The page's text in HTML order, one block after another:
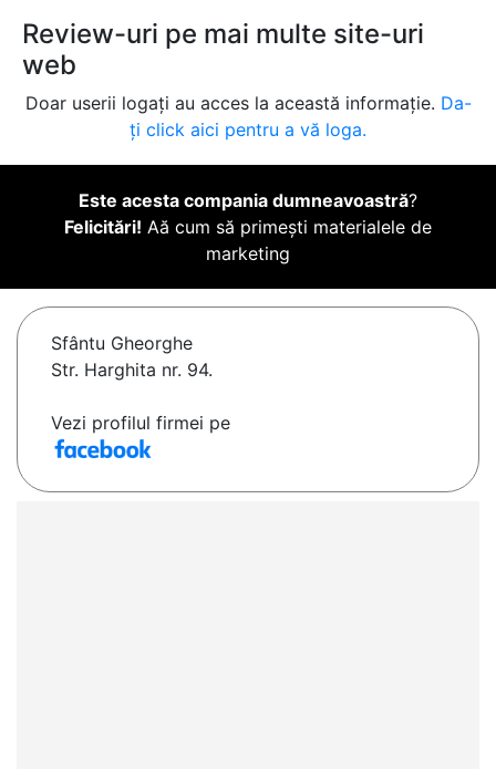
Review-uri pe mai multe site-uri
web
Doar userii logați au acces la această informație. Da-
ți click aici pentru a vă loga.
Este acesta compania dumneavoastră?
Felicitări! Aă cum să primești materialele de
marketing
Sfântu Gheorghe
Str. Harghita nr. 94.
Vezi profilul firmei pe